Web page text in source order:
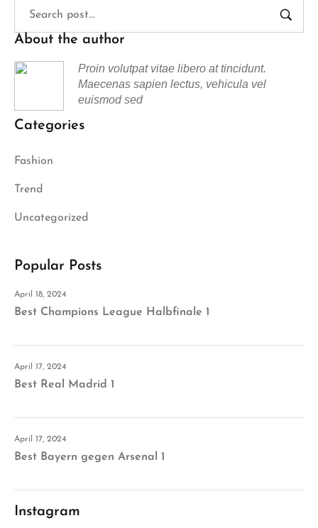
About the author
Proin volutpat vitae libero at tincidunt.
Maecenas sapien lectus, vehicula vel
euismod sed
Categories
Fashion
Trend
Uncategorized
Popular Posts
April 18, 2024
Best Champions League Halbfinale 1
April 17, 2024
Best Real Madrid 1
April 17, 2024
Best Bayern gegen Arsenal 1
Instagram